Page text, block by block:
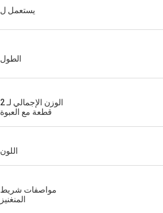
يستعمل ل
الطول
الوزن الإجمالي لـ 2
قطعة مع العبوة
اللون
مواصفات شريط
المنغنيز